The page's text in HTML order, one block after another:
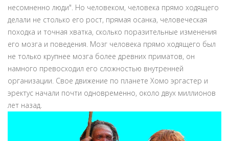
несомненно люди". Но человеком, человека прямо ходящего
делали не столько его рост, прямая осанка, человеческая
походка и точная хватка, сколько поразительные изменения
его мозга и поведения. Мозг человека прямо ходящего был
не только крупнее мозга более древних приматов, он
намного превосходил его сложностью внутренней
организации. Свое движение по планете Хомо эргастер и
эректус начали почти одновременно, около двух миллионов
лет назад.